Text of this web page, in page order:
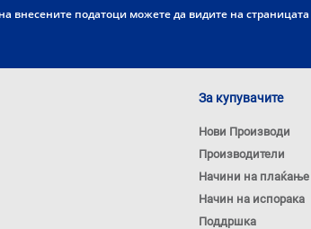
внесените податоци можете да видите на страницата
За купувачите
Нови Производи
Производители
Начини на плаќање
Начин на испорака
Поддршка